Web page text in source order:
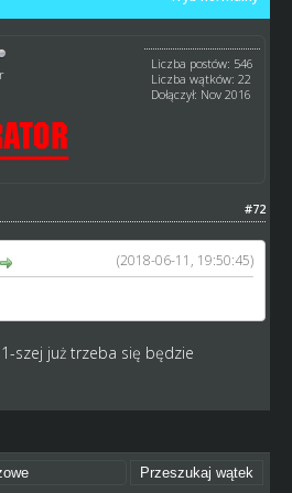
Liczba postów: 546
Liczba wątków: 22
Dołączył: Nov 2016
#72
(2018-06-11, 19:50:45)
szej już trzeba się będzie